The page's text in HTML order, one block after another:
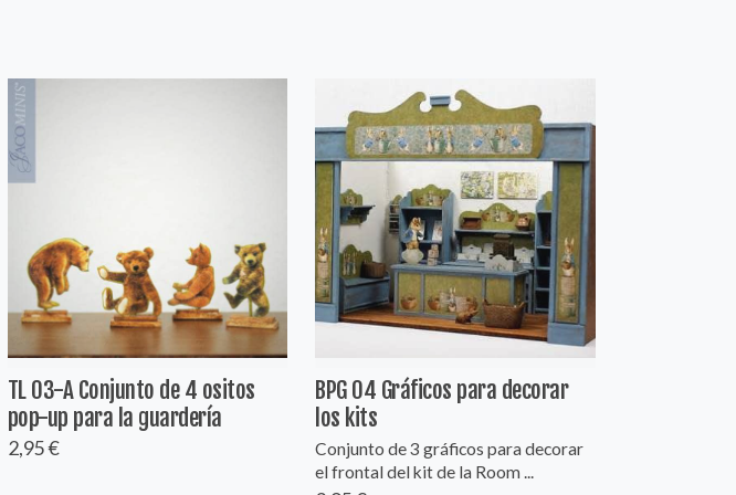
TL 03-A Conjunto de 4 ositos
pop-up para la guardería
2,95 €
BPG 04 Gráficos para decorar
los kits
Conjunto de 3 gráficos para decorar
el frontal del kit de la Room ...